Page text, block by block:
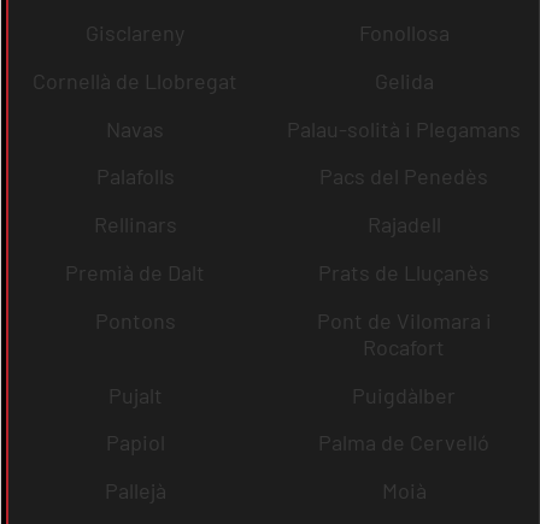
Gisclareny
Fonollosa
Cornellà de Llobregat
Gelida
Navas
Palau-solità i Plegamans
Palafolls
Pacs del Penedès
Rellinars
Rajadell
Premià de Dalt
Prats de Lluçanès
Pontons
Pont de Vilomara i
Rocafort
Pujalt
Puigdàlber
Papiol
Palma de Cervelló
Pallejà
Moià